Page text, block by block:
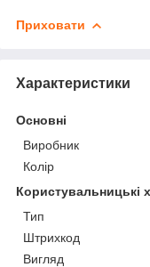
Приховати
Характеристики
Основні
Виробник
Колір
Користувальницькі
Тип
Штрихкод
Вигляд